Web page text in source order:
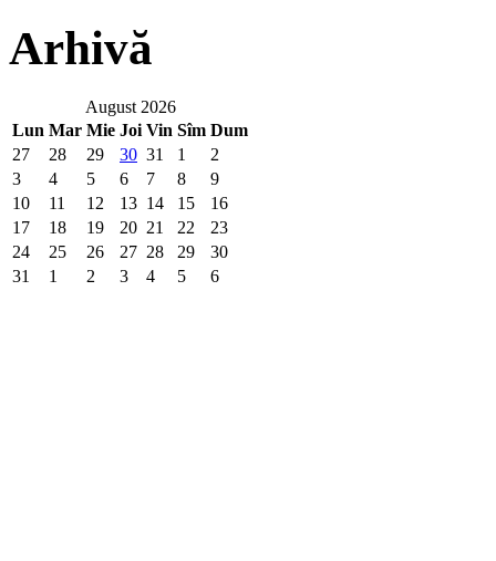
Arhivă
August 2026
Lun Mar Mie Joi Vin Sîm Dum
27
28 29 30 31 1
2
3
4 5 6 7 8
9
10
11 12 13 14 15
16
17
18 19 20 21 22
23
24
25 26 27 28 29
30
31
1 2 3 4 5 6